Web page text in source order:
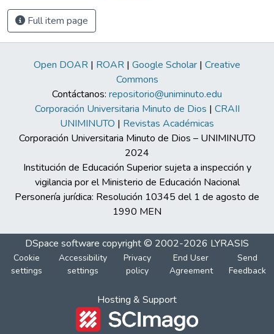
Full item page
Open DOAR | ROAR | Google Scholar | Creative
Commons
Contáctanos: repositorio@uniminuto.edu
Corporación Universitaria Minuto de Dios | CRAII
UNIMINUTO | Revistas Académicas
Corporación Universitaria Minuto de Dios – UNIMINUTO
2024
Institución de Educación Superior sujeta a inspección y
vigilancia por el Ministerio de Educación Nacional
Personería jurídica: Resolución 10345 del 1 de agosto de
1990 MEN
DSpace software copyright © 2002-2026 LYRASIS
Cookie
settings
Accessibility
settings
Privacy
policy
End User
Agreement
Send
Feedback
Hosting & Support